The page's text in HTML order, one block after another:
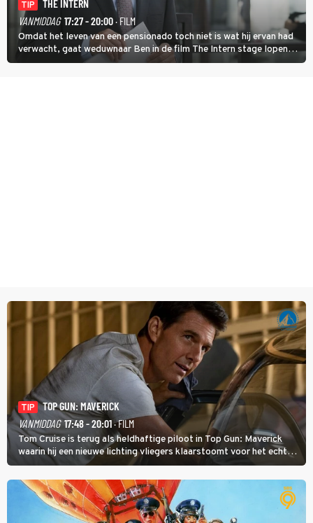
TIP
THE INTERN
VANMIDDAG 17:27 - 20:00· FILM
Omdat het leven van een pensionado toch niet is wat hij ervan had
verwacht, gaat weduwnaar Ben in de film The Intern stage lopen
bij de hippe webwinkel van Jules, wat een gouden zet blijkt te zijn.
TIP
TOP GUN: MAVERICK
VANMIDDAG 17:48 - 20:01· FILM
Tom Cruise is terug als heldhaftige piloot in Top Gun: Maverick
waarin hij een nieuwe lichting vliegers klaarstoomt voor het echte
werk.